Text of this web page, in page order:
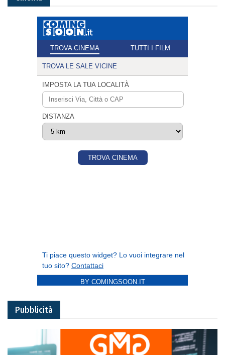
BY COMINGSOON.IT
Pubblicità